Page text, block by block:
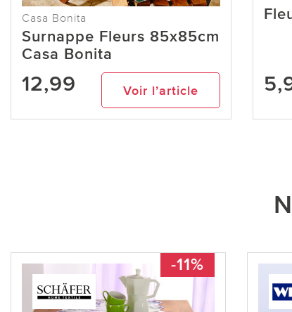
Casa Bonita
Surnappe Fleurs 85x85cm
Casa Bonita
12,99 Voir l’article
-11%